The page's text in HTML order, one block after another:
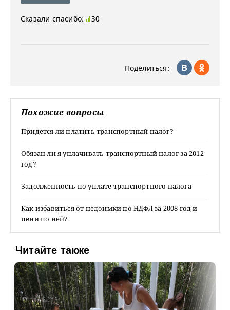
Сказали спасибо: 30
Поделиться:
Похожие вопросы
Придется ли платить транспортный налог?
Обязан ли я уплачивать транспортный налог за 2012
год?
Задолженность по уплате транспортного налога
Как избавиться от недоимки по НДФЛ за 2008 год и
пени по ней?
Читайте также